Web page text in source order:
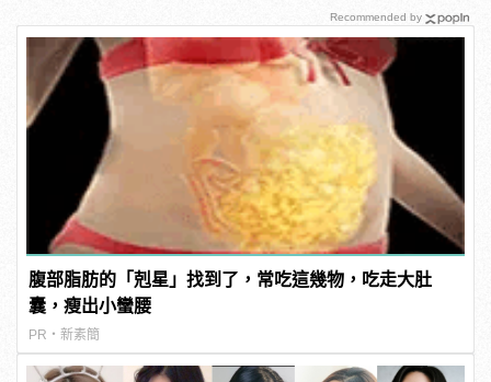
腹部脂肪的「剋星」找到了，常吃這幾物，吃走大肚
囊，瘦出小蠻腰
PR・新素簡
Recommended by